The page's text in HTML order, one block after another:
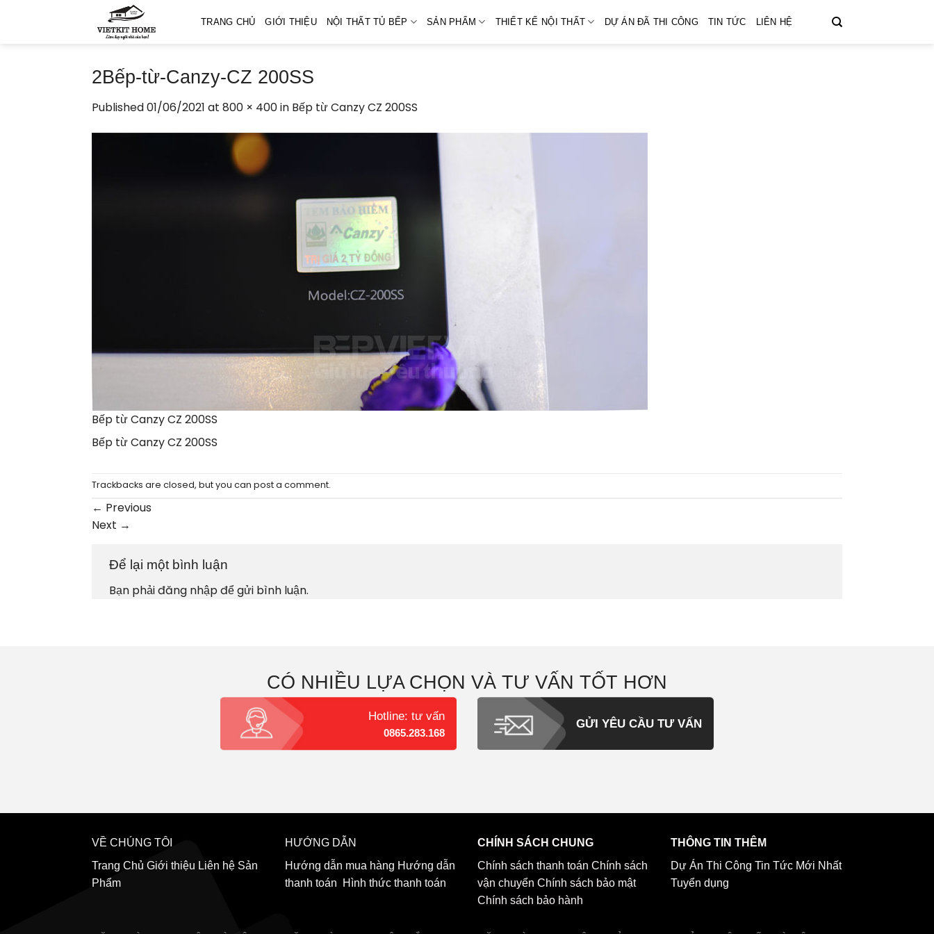
TRANG CHỦ GIỚI THIỆU NỘI THẤT TỦ BẾP SẢN PHẨM THIẾT KẾ NỘI THẤT DỰ ÁN ĐÃ THI CÔNG TIN TỨC LIÊN HỆ
2Bếp-từ-Canzy-CZ 200SS
Published01/06/2021 at 800 × 400in Bếp từ Canzy CZ 200SS
Bếp từ Canzy CZ 200SS
Bếp từ Canzy CZ 200SS
Trackbacks are closed, but you can post a comment.
← Previous
Next →
Để lại một bình luận
Bạn phảiđăng nhậpđể gửi bình luận.
CÓ NHIỀU LỰA CHỌN VÀ TƯ VẤN TỐT HƠN
Hotline: tư vấn
0865.283.168
GỬI YÊU CẦU TƯ VẤN
VỀ CHÚNG TÔI
Trang Chủ Giới thiệu Liên hệ Sản
Phẩm
HƯỚNG DẪN
Hướng dẫn mua hàng Hướng dẫn
thanh toán
Hình thức thanh toán
CHÍNH SÁCH CHUNG
Chính sách thanh toán Chính sách
vận chuyển Chính sách bảo mật
Chính sách bảo hành
THÔNG TIN THÊM
Dự Án Thi Công Tin Tức Mới Nhất
Tuyển dụng